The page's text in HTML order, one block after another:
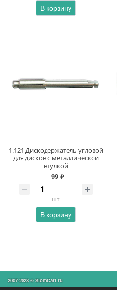
В корзину
1.121 Дискодержатель угловой
для дисков с металлической
втулкой
99 ₽
шт
В корзину
2007-2023 © StomCart.ru